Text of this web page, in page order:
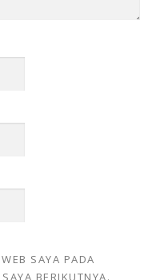
SAYA PADA
BERIKUTNYA.